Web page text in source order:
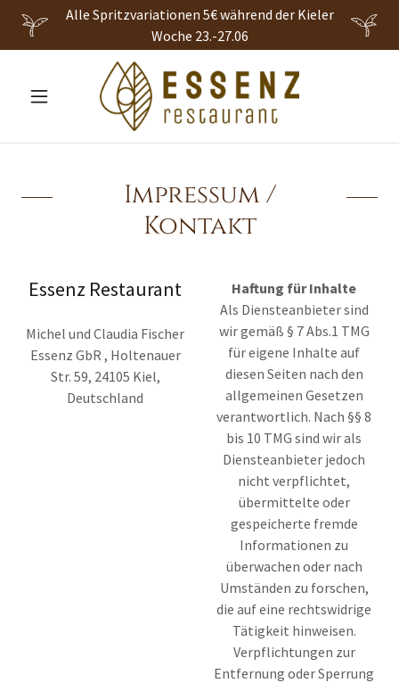
Alle Spritzvariationen 5€ während der Kieler
Woche 23.-27.06
Impressum /
Kontakt
Essenz Restaurant
Michel und Claudia Fischer
Essenz GbR , Holtenauer
Str. 59, 24105 Kiel,
Deutschland
Haftung für Inhalte
Als Diensteanbieter sind
wir gemäß § 7 Abs.1 TMG
für eigene Inhalte auf
diesen Seiten nach den
allgemeinen Gesetzen
verantwortlich. Nach §§ 8
bis 10 TMG sind wir als
Diensteanbieter jedoch
nicht verpflichtet,
übermittelte oder
gespeicherte fremde
Informationen zu
überwachen oder nach
Umständen zu forschen,
die auf eine rechtswidrige
Tätigkeit hinweisen.
Verpflichtungen zur
Entfernung oder Sperrung